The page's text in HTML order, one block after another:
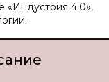
«Индустрия 4.0»,